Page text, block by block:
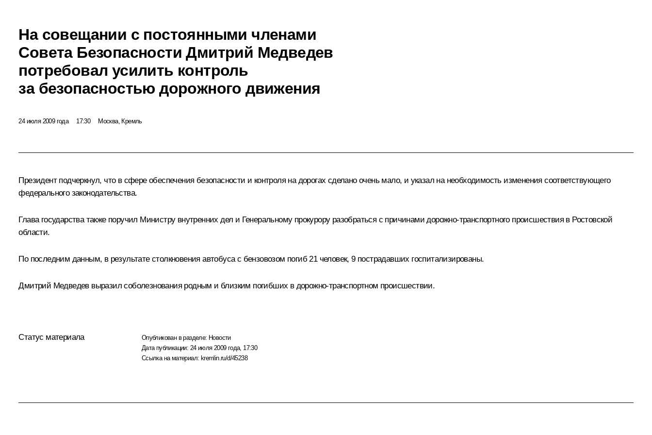
На совещании с постоянными членами
Совета Безопасности Дмитрий Медведев
потребовал усилить контроль
за безопасностью дорожного движения
24 июля 2009 года 17:30 Москва, Кремль
Президент подчеркнул, что в сфере обеспечения безопасности и контроля на дорогах сделано очень мало, и указал на необходимость изменения соответствующего
федерального законодательства.
Глава государства также поручил Министру внутренних дел и Генеральному прокурору разобраться с причинами дорожно-транспортного происшествия в Ростовской
области.
По последним данным, в результате столкновения автобуса с бензовозом погиб 21 человек, 9 пострадавших госпитализированы.
Дмитрий Медведев выразил соболезнования родным и близким погибших в дорожно-транспортном происшествии.
Статус материала Опубликован в разделе: Новости
Дата публикации: 24 июля 2009 года, 17:30
Ссылка на материал: kremlin.ru/d/45238